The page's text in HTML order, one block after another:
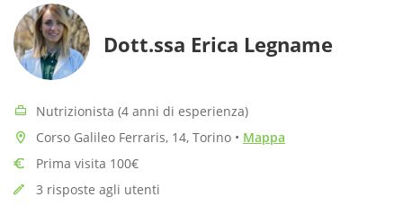
Dott.ssa Erica Legname
Nutrizionista (4 anni di esperienza)
Corso Galileo Ferraris, 14, Torino • Mappa
Prima visita 100€
3 risposte agli utenti